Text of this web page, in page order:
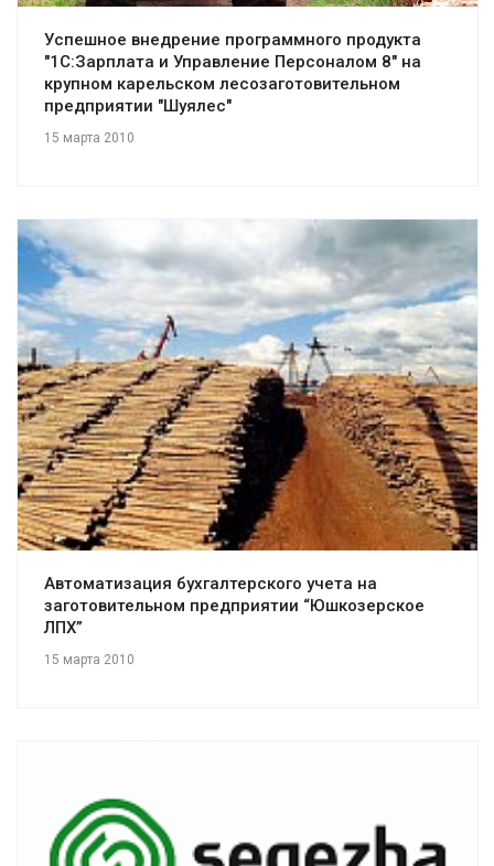
Успешное внедрение программного продукта
"1С:Зарплата и Управление Персоналом 8" на
крупном карельском лесозаготовительном
предприятии "Шуялес"
15 марта 2010
Смотреть проект
Автоматизация бухгалтерского учета на
заготовительном предприятии “Юшкозерское
ЛПХ”
15 марта 2010